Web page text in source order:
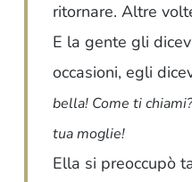
ritornare. Altre
E la gente gli
occasioni, egli
bella! Come ti
tua moglie!
Ella si preoccupò